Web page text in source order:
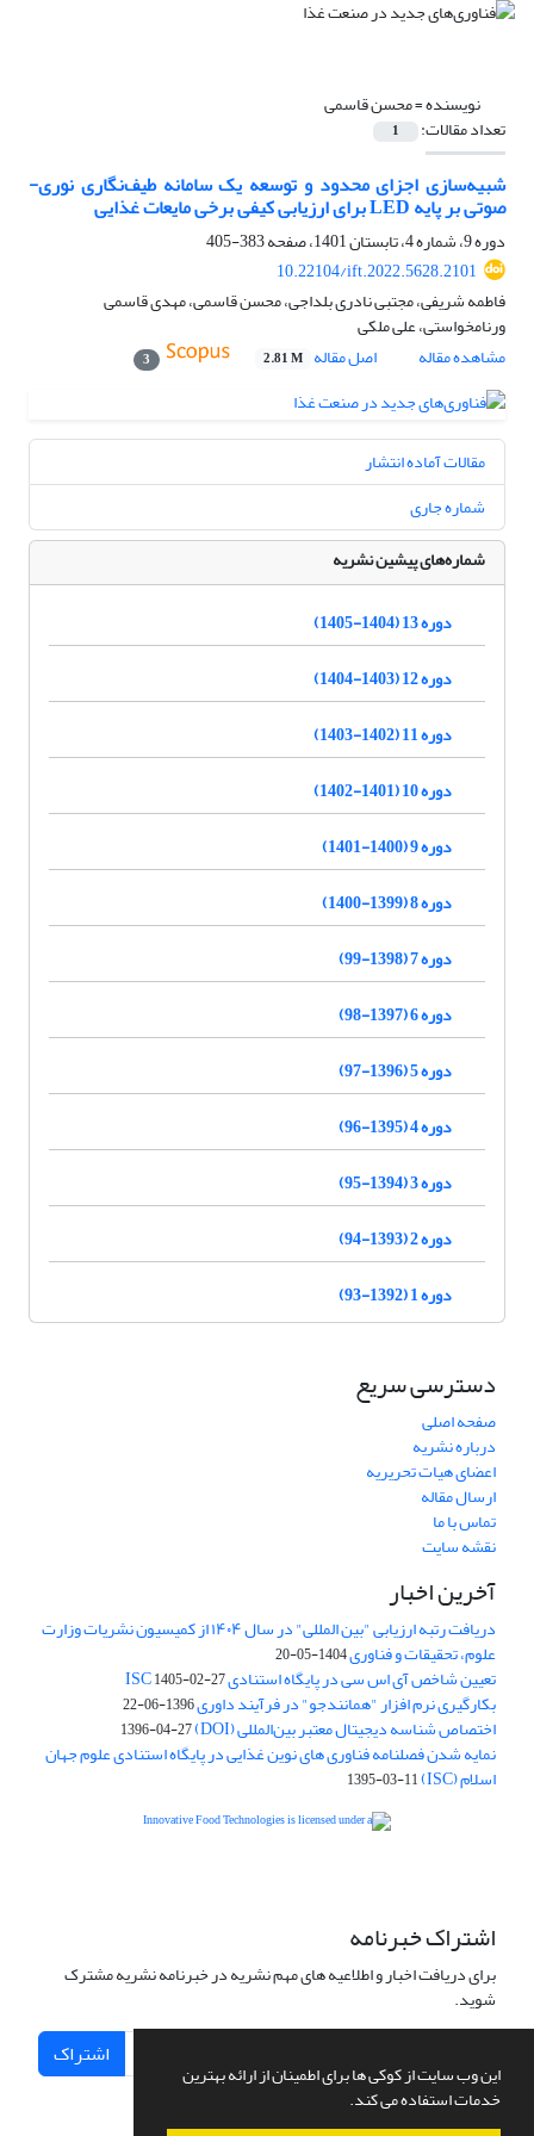
این وب سایت از کوکی ها برای اطمینان از ارائه بهترین
خدمات استفاده می کند.
نویسنده =محسن قاسمی
تعداد مقالات: 1
شبیه‌سازی اجزای محدود و توسعه یک سامانه طیف‌نگاری نوری-
صوتی بر پایه LED برای ارزیابی کیفی برخی مایعات غذایی
دوره 9، شماره 4، تابستان 1401، صفحه
383-405
10.22104/ift.2022.5628.2101
فاطمه شریفی، مجتبی نادری بلداجی، محسن قاسمی، مهدی قاسمی
ورنامخواستی، علی ملکی
مشاهده مقاله
اصل مقاله 2.81 M
3
مقالات آماده انتشار
شماره جاری
شماره‌های پیشین نشریه
دوره 13 (1404-1405)
دوره 12 (1403-1404)
دوره 11 (1402-1403)
دوره 10 (1401-1402)
دوره 9 (1400-1401)
دوره 8 (1399-1400)
دوره 7 (1398-99)
دوره 6 (1397-98)
دوره 5 (1396-97)
دوره 4 (1395-96)
دوره 3 (1394-95)
دوره 2 (1393-94)
دوره 1 (1392-93)
دسترسی سریع
صفحه اصلی
درباره نشریه
اعضای هیات تحریریه
ارسال مقاله
تماس با ما
نقشه سایت
آخرین اخبار
دریافت رتبه ارزیابی "بین المللی" در سال ۱۴۰۴ از کمیسیون نشریات وزارت
علوم، تحقیقات و فناوری1404-05-20
تعیین شاخص آی اس سی در پایگاه استنادی ISC1405-02-27
بکارگیری نرم افزار "همانندجو" در فرآیند داوری1396-06-22
اختصاص شناسه دیجیتال معتبر بین‌المللی (DOI) 1396-04-27
نمایه شدن فصلنامه فناوری های نوین غذایی در پایگاه استنادی علوم جهان
اسلام (ISC) 1395-03-11
اشتراک خبرنامه
برای دریافت اخبار و اطلاعیه های مهم نشریه در خبرنامه نشریه مشترک
شوید.
اشتراک